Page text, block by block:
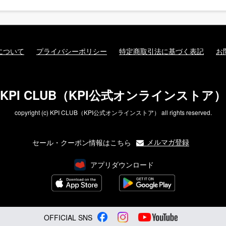
ついて プライバシーポリシー 特定商取引法に基づく表記 お
KPI CLUB（KPI公式オンラインストア）
copyright (c) KPI CLUB（KPI公式オンラインストア） all rights reserved.
セール・クーポン情報はこちら メルマガ登録
アプリダウンロード
OFFICIAL SNS